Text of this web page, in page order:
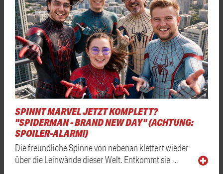
SPINNT MARVEL JETZT KOMPLETT?
"SPIDERMAN - BRAND NEW DAY" (ACHTUNG:
SPOILER-ALARM!)
Die freundliche Spinne von nebenan klettert wieder
über die Leinwände dieser Welt. Entkommt sie …